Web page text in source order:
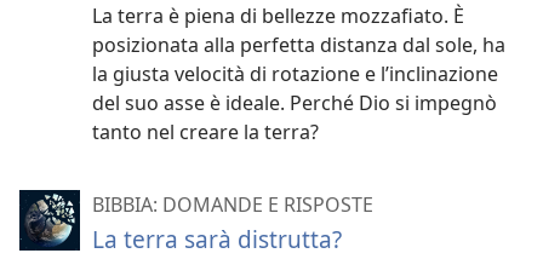
La terra è piena di bellezze mozzafiato. È
posizionata alla perfetta distanza dal sole, ha
la giusta velocità di rotazione e l’inclinazione
del suo asse è ideale. Perché Dio si impegnò
tanto nel creare la terra?
BIBBIA: DOMANDE E RISPOSTE
La terra sarà distrutta?